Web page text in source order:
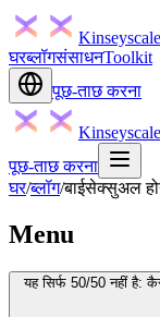
घरब्लॉगसंसाधनToolkit
पूछ-ताछ करना
पूछ-ताछ करना
घर/ब्लॉग/बाईसेक्सुअल
Menu
यह सिर्फ 50/50 नहीं है: